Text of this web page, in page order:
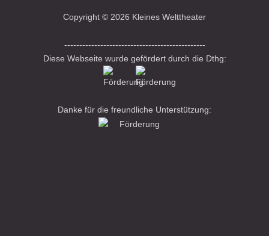
Copyright © 2026 Kleines Welttheater
-----------------------------------------------
Diese Webseite wurde gefördert durch die Dthg:
Danke für die freundliche Unterstützung: